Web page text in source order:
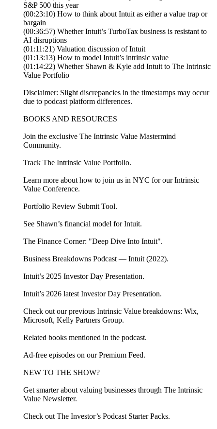
S&P 500 this year
(00:23:10) How to think about Intuit as either a value trap or
bargain
(00:36:57) Whether Intuit’s TurboTax business is resistant to
AI disruptions
(01:11:21) Valuation discussion of Intuit
(01:13:13) How to model Intuit’s intrinsic value
(01:14:22) Whether Shawn & Kyle add Intuit to The Intrinsic
Value Portfolio
Disclaimer: Slight discrepancies in the timestamps may occur
due to podcast platform differences.
BOOKS AND RESOURCES
Join the exclusive ⁠⁠⁠⁠⁠⁠⁠⁠⁠⁠⁠⁠⁠⁠⁠⁠⁠⁠⁠⁠⁠⁠⁠⁠⁠⁠⁠⁠⁠⁠⁠⁠⁠⁠⁠⁠⁠⁠⁠⁠⁠⁠⁠⁠⁠⁠⁠⁠⁠⁠⁠⁠⁠⁠⁠⁠⁠⁠⁠⁠⁠⁠⁠⁠⁠⁠⁠⁠⁠⁠⁠⁠⁠⁠⁠⁠⁠⁠⁠⁠⁠⁠⁠⁠⁠⁠⁠⁠⁠⁠⁠⁠⁠⁠⁠⁠⁠⁠⁠⁠⁠⁠⁠⁠⁠⁠⁠⁠⁠⁠⁠⁠⁠⁠⁠⁠⁠⁠⁠⁠⁠⁠⁠⁠⁠⁠⁠⁠⁠⁠⁠⁠⁠⁠⁠⁠⁠⁠⁠⁠⁠⁠⁠⁠⁠⁠⁠⁠⁠⁠⁠⁠⁠⁠⁠⁠⁠⁠⁠⁠⁠⁠⁠⁠⁠⁠⁠⁠⁠⁠⁠⁠⁠⁠⁠⁠⁠⁠⁠The Intrinsic Value Mastermind
Community⁠⁠⁠⁠⁠⁠⁠⁠⁠⁠⁠⁠⁠⁠⁠⁠⁠⁠⁠⁠⁠⁠⁠⁠⁠⁠⁠⁠⁠⁠⁠⁠⁠⁠⁠⁠⁠⁠⁠⁠⁠⁠⁠⁠⁠⁠⁠⁠⁠⁠⁠⁠⁠⁠⁠⁠⁠⁠⁠⁠⁠⁠⁠⁠⁠⁠⁠⁠⁠⁠⁠⁠⁠⁠⁠⁠⁠⁠⁠⁠⁠⁠⁠⁠⁠.
Track ⁠⁠⁠⁠⁠⁠⁠⁠⁠⁠⁠⁠⁠The Intrinsic Value Portfolio⁠⁠⁠⁠⁠⁠⁠⁠⁠⁠⁠⁠⁠.
Learn more about how to join us in NYC for our ⁠⁠⁠⁠⁠⁠Intrinsic
Value Conference⁠⁠⁠⁠⁠⁠.
Portfolio Review ⁠⁠⁠Submit Tool⁠⁠⁠.
See Shawn’s financial model for Intuit.
The Finance Corner: "Deep Dive Into Intuit".
Business Breakdowns Podcast — Intuit (2022).
Intuit’s 2025 Investor Day Presentation.
Intuit’s 2026 latest Investor Day Presentation.
Check out our previous Intrinsic Value breakdowns: ⁠⁠⁠Wix,
Microsoft, Kelly Partners Group.
Related ⁠⁠⁠⁠⁠⁠⁠⁠⁠⁠⁠⁠⁠⁠⁠⁠⁠⁠⁠⁠⁠⁠⁠⁠⁠⁠⁠⁠⁠⁠⁠⁠⁠⁠⁠⁠⁠⁠⁠⁠⁠⁠⁠⁠⁠⁠⁠⁠⁠⁠⁠⁠books⁠⁠⁠⁠⁠⁠⁠⁠⁠⁠⁠⁠⁠⁠⁠⁠⁠⁠⁠⁠⁠⁠⁠⁠⁠⁠⁠⁠⁠⁠⁠⁠⁠⁠⁠⁠⁠⁠⁠⁠⁠⁠⁠⁠⁠⁠⁠⁠⁠⁠⁠⁠ mentioned in the podcast.
Ad-free episodes on our ⁠⁠⁠⁠⁠⁠⁠⁠⁠⁠⁠⁠⁠⁠⁠⁠⁠⁠⁠⁠⁠⁠⁠⁠⁠⁠⁠⁠⁠⁠⁠⁠⁠⁠⁠⁠⁠⁠⁠⁠⁠⁠⁠⁠⁠⁠⁠⁠⁠⁠⁠⁠⁠⁠⁠⁠⁠⁠⁠⁠⁠⁠Premium Feed⁠⁠⁠⁠⁠⁠⁠⁠⁠⁠⁠⁠⁠⁠⁠⁠⁠⁠⁠⁠⁠⁠⁠⁠⁠⁠⁠⁠⁠⁠⁠⁠⁠⁠⁠⁠⁠⁠⁠⁠⁠⁠⁠⁠⁠⁠⁠⁠⁠⁠⁠⁠⁠⁠⁠⁠⁠⁠⁠⁠⁠⁠⁠⁠⁠⁠⁠⁠⁠.
NEW TO THE SHOW?
Get smarter about valuing businesses through ⁠⁠⁠⁠⁠⁠⁠⁠⁠⁠⁠⁠⁠⁠⁠⁠⁠⁠⁠⁠⁠⁠⁠⁠⁠⁠⁠⁠⁠⁠⁠⁠⁠⁠⁠⁠⁠⁠⁠⁠⁠⁠⁠⁠⁠⁠⁠⁠⁠⁠⁠⁠⁠⁠⁠⁠⁠⁠⁠⁠⁠⁠⁠⁠⁠⁠⁠⁠⁠⁠⁠⁠⁠⁠⁠⁠⁠⁠⁠⁠⁠⁠⁠⁠⁠⁠The Intrinsic
Value Newsletter⁠⁠⁠⁠⁠⁠⁠⁠⁠⁠⁠⁠⁠⁠⁠⁠⁠⁠⁠⁠⁠⁠⁠⁠⁠⁠⁠⁠⁠⁠⁠⁠⁠⁠⁠⁠⁠⁠⁠⁠⁠⁠⁠⁠⁠⁠⁠⁠⁠⁠⁠⁠⁠⁠⁠⁠⁠⁠⁠⁠⁠⁠⁠⁠⁠⁠⁠⁠⁠⁠⁠⁠⁠⁠⁠⁠⁠⁠⁠⁠⁠⁠⁠⁠⁠⁠.
Check out ⁠⁠⁠⁠⁠⁠⁠⁠⁠⁠⁠⁠⁠⁠⁠⁠⁠⁠⁠The Investor’s Podcast Starter Packs⁠⁠⁠⁠⁠⁠⁠⁠⁠⁠⁠⁠⁠⁠⁠⁠⁠⁠⁠.